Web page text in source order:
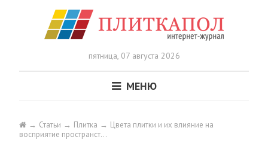
пятница,07 августа 2026
МЕНЮ
Статьи Плитка
Цвета плитки и их влияние на
восприятие пространст…